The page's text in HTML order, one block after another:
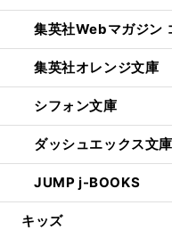
集英社Webマガジン
集英社オレンジ文庫
シフォン文庫
ダッシュエックス文
JUMP j-BOOKS
キッズ